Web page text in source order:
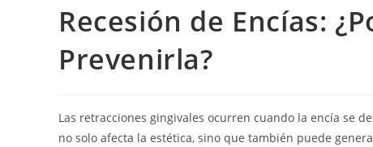
Recesión de Encías:
Prevenirla?
Las retracciones gingivales ocurren cuando la encía se
no solo afecta la estética, sino que también puede